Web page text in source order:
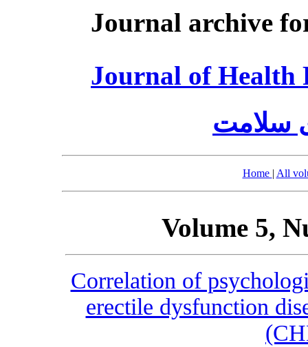
Journal archive
Journal of Health
سلامت
Home | All
Volume 5,
Correlation of
erectile dysfunction